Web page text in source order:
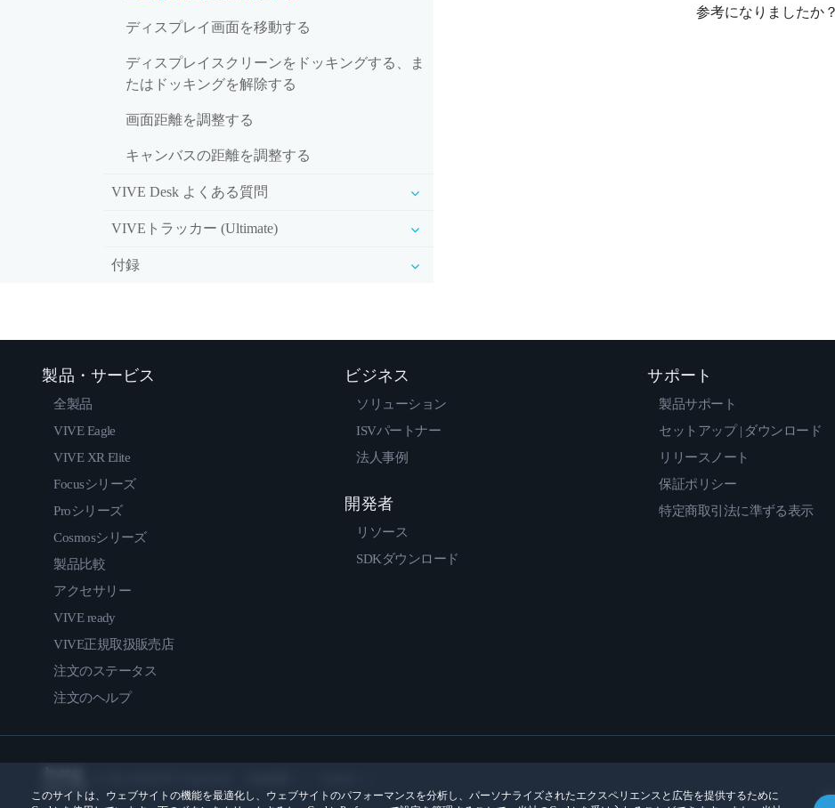
ディスプレイ画面を移動する
ディスプレイスクリーンをドッキングする、ま
たはドッキングを解除する
画面距離を調整する
キャンバスの距離を調整する
VIVE Desk よくある質問
VIVEトラッカー (Ultimate)
付録
参考になりましたか？
このサイトは、ウェブサイトの機能を最適化し、ウェブサイトのパフォーマンスを分析し、パーソナライズされたエクスペリエンスと広告を提供するために
製品・サービス
全製品
VIVE Eagle
VIVE XR Elite
Focusシリーズ
Proシリーズ
Cosmosシリーズ
製品比較
アクセサリー
VIVE ready
VIVE正規取扱販売店
注文のステータス
注文のヘルプ
ビジネス
ソリューション
ISVパートナー
法人事例
開発者
リソース
SDKダウンロード
サポート
製品サポート
セットアップ | ダウンロード
リリースノート
保証ポリシー
特定商取引法に準ずる表示